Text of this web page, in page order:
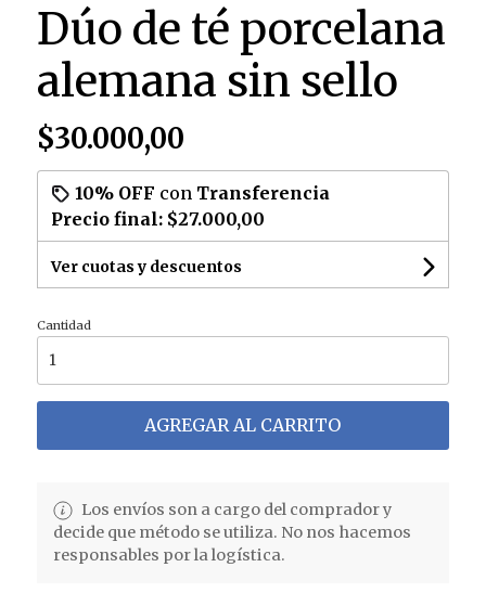
Dúo de té porcelana
alemana sin sello
$30.000,00
10% OFF con Transferencia
Precio final: $27.000,00
Ver cuotas y descuentos
Cantidad
AGREGAR AL CARRITO
Los envíos son a cargo del comprador y
decide que método se utiliza. No nos hacemos
responsables por la logística.